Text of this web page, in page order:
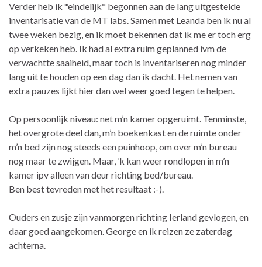
Verder heb ik *eindelijk* begonnen aan de lang uitgestelde
inventarisatie van de MT labs. Samen met Leanda ben ik nu al
twee weken bezig, en ik moet bekennen dat ik me er toch erg
op verkeken heb. Ik had al extra ruim geplanned ivm de
verwachtte saaiheid, maar toch is inventariseren nog minder
lang uit te houden op een dag dan ik dacht. Het nemen van
extra pauzes lijkt hier dan wel weer goed tegen te helpen.
Op persoonlijk niveau: net m’n kamer opgeruimt. Tenminste,
het overgrote deel dan, m’n boekenkast en de ruimte onder
m’n bed zijn nog steeds een puinhoop, om over m’n bureau
nog maar te zwijgen. Maar, ‘k kan weer rondlopen in m’n
kamer ipv alleen van deur richting bed/bureau.
Ben best tevreden met het resultaat :-).
Ouders en zusje zijn vanmorgen richting Ierland gevlogen, en
daar goed aangekomen. George en ik reizen ze zaterdag
achterna.